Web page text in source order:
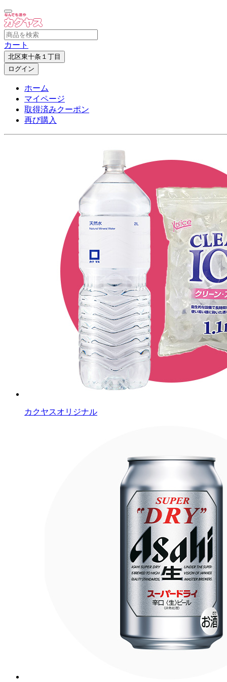
カート
北区東十条１丁目
ログイン
ホーム
マイページ
取得済みクーポン
再び購入
カクヤスオリジナル